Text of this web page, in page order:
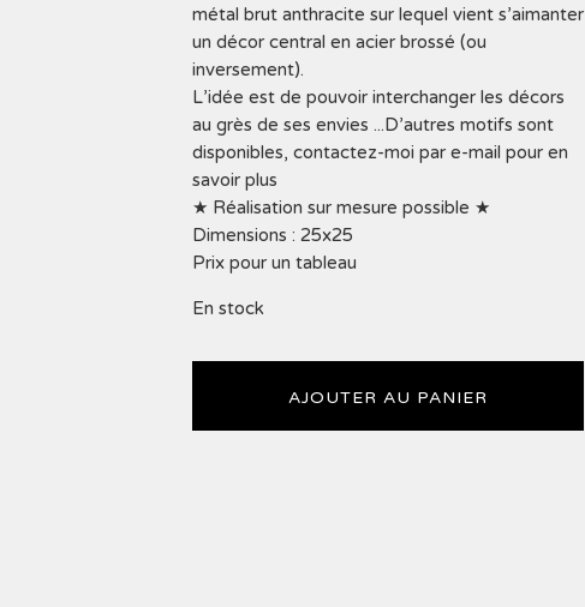
métal brut anthracite sur lequel vient s’aimanter
un décor central en acier brossé (ou
inversement).
L’idée est de pouvoir interchanger les décors
au grès de ses envies ...D’autres motifs sont
disponibles, contactez-moi par e-mail pour en
savoir plus
★ Réalisation sur mesure possible ★
Dimensions : 25x25
Prix pour un tableau
En stock
AJOUTER AU PANIER